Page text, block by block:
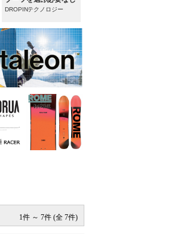
1件 ～ 7件 (全 7件)